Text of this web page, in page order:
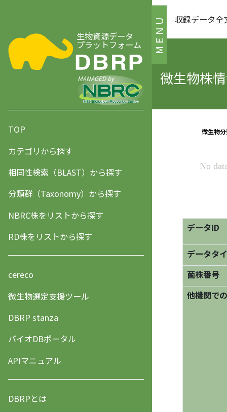
MENU
生物資源データ
プラットフォーム
MANAGED by
TOP
カテゴリから探す
相同性検索（BLAST）から探す
分類群（Taxonomy）から探す
NBRC株をリストから探す
RD株をリストから探す
cereco
微生物選定支援ツール
DBRP stanza
バイオDBポータル
APIマニュアル
DBRPとは
収録データ全
微生物株
データID
データタ
菌株番号
他機関で